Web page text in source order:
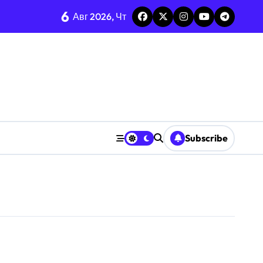
6 Авг 2026, Чт
Subscribe